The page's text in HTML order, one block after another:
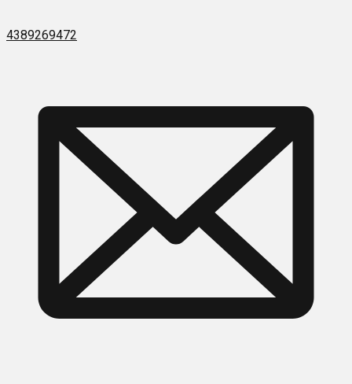
4389269472